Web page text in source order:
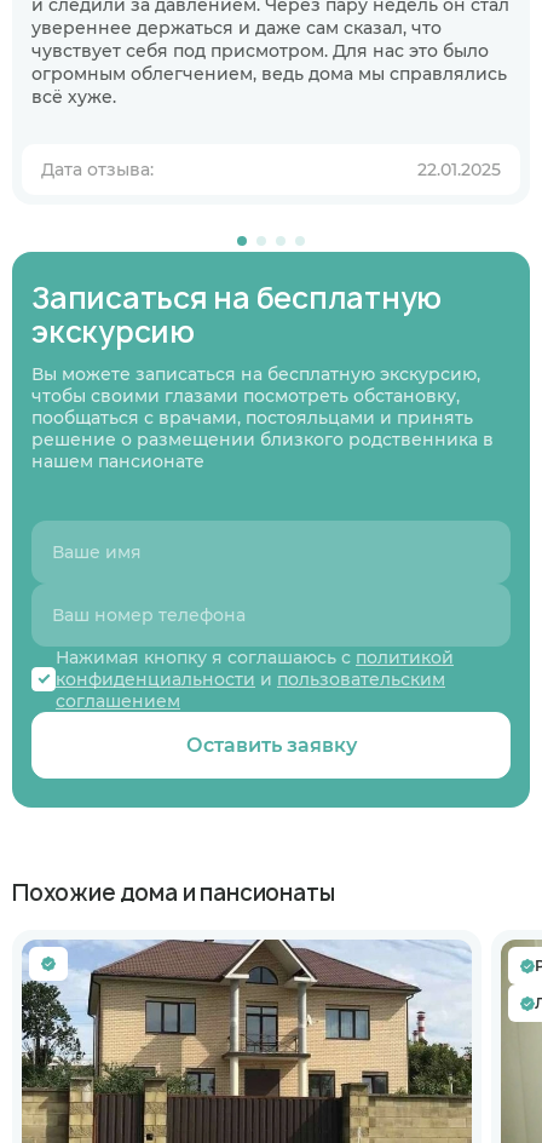
и следили за давлением. Через пару недель он стал
увереннее держаться и даже сам сказал, что
чувствует себя под присмотром. Для нас это было
огромным облегчением, ведь дома мы справлялись
всё хуже.
Дата отзыва: 22.01.2025
Записаться на бесплатную
экскурсию
Вы можете записаться на бесплатную экскурсию,
чтобы своими глазами посмотреть обстановку,
пообщаться с врачами, постояльцами и принять
решение о размещении близкого родственника в
нашем пансионате
Нажимая кнопку я соглашаюсь с политикой
конфиденциальности и пользовательским
соглашением
Оставить заявку
Похожие дома и пансионаты
Когда планируете размещение в
пансионате?
Предыдущий вопрос
Нажимая кнопку я соглашаюсьс политикой
соглашением
Оставить заявку
конфиденциальности и пользовательским
Перезвоните мне
Нажимая кнопку я соглашаюсь
Нажимая кнопку я соглашаюсь